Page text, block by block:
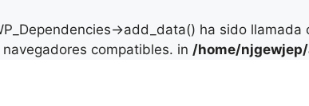
>add_data() ha sido
compatibles. in /home/